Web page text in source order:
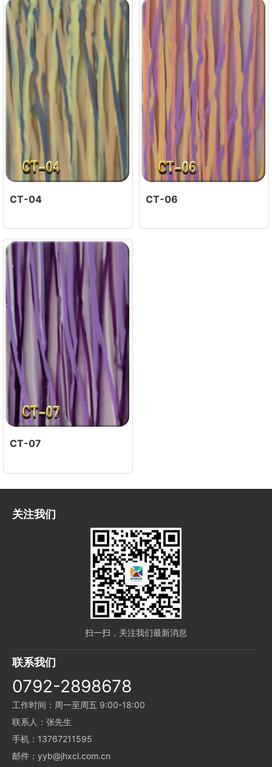
CT-04 CT-06
CT-07
关注我们
扫一扫，关注我们最新消息
联系我们
0792-2898678
工作时间：周一至周五 9:00-18:00
联系人：张先生
手机：13767211595
邮件：yyb@jhxcl.com.cn